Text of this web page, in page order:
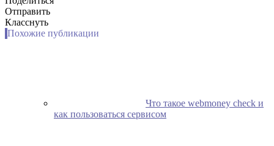
Отправить
Класснуть
Похожие публикации
Что такое webmoney check и
как пользоваться сервисом